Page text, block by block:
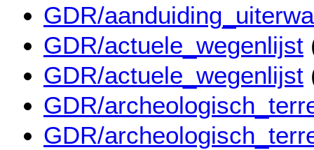
GDR/
GDR/actuele_wegenlijst
GDR/actuele_wegenlijst
GDR/
GDR/